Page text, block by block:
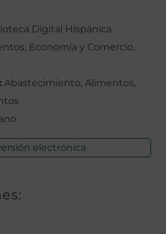
Digital Hispánica
Economía y Comercio,
Abastecimiento, Alimentos,
electrónica